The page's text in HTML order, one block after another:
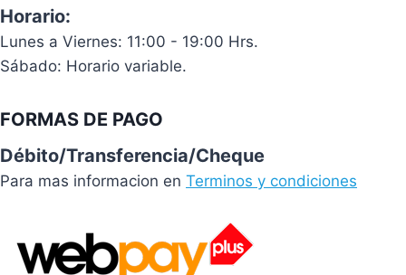
Horario:
Lunes a Viernes: 11:00 - 19:00 Hrs.
Sábado: Horario variable.
FORMAS DE PAGO
Débito/Transferencia/Cheque
Para mas informacion en Terminos y condiciones